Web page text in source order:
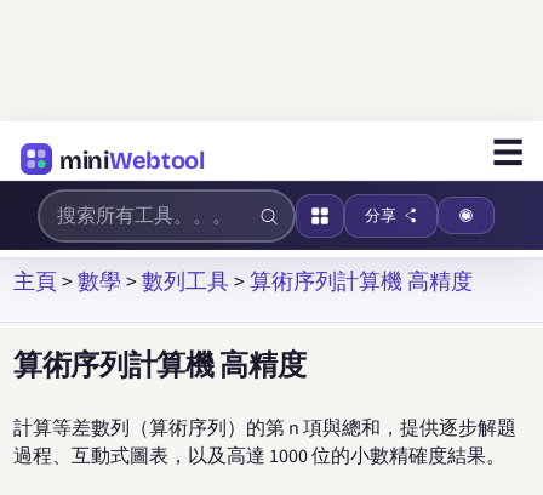
miniWebtool ☰
分享
主頁>數學 >數列工具>算術序列計算機 高精度
算術序列計算機 高精度
計算等差數列（算術序列）的第 n 項與總和，提供逐步解題
過程、互動式圖表，以及高達 1000 位的小數精確度結果。